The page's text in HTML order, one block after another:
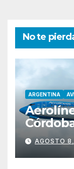
No te
ARGENTINA
AGOSTO